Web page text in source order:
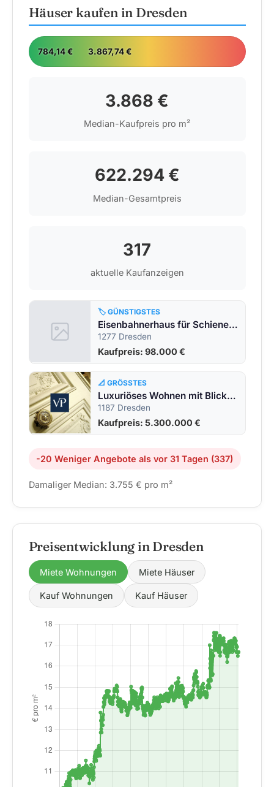
Häuser kaufen in Dresden
784,14 € 3.867,74 €
3.868 €
Median-Kaufpreis pro m²
622.294 €
Median-Gesamtpreis
317
aktuelle Kaufanzeigen
🏷️ GÜNSTIGSTES
Eisenbahnerhaus für Schienenfans
1277 Dresden
Kaufpreis: 98.000 €
📐 GRÖSSTES
Luxuriöses Wohnen mit Blick über die Landeshauptstadt
1187 Dresden
Kaufpreis: 5.300.000 €
-20 Weniger Angebote als vor 31 Tagen (337)
Damaliger Median: 3.755 € pro m²
Preisentwicklung in Dresden
Miete Wohnungen Miete Häuser
Kauf Wohnungen Kauf Häuser